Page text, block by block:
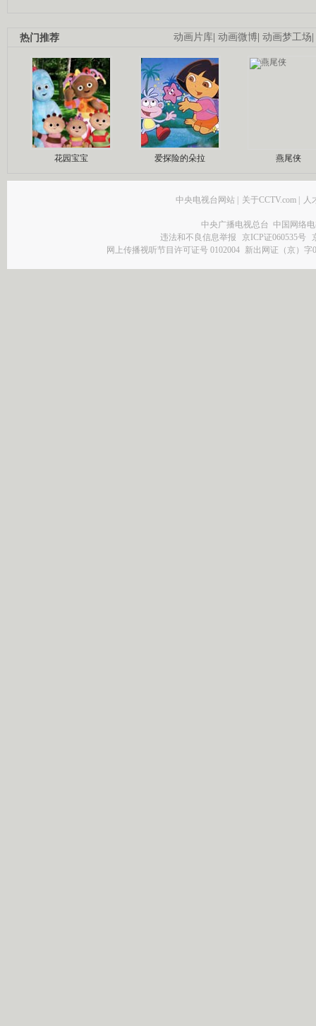
动画片库| 动画微博| 动画梦工场|
热门推荐
花园宝宝 爱探险的朵拉 燕尾侠
中央电视台网站 | 关于CCTV.com | 人
中央广播电视总台 中国网络
违法和不良信息举报
京ICP证060535号
网上传播视听节目许可证号 0102004 新出网证（京）